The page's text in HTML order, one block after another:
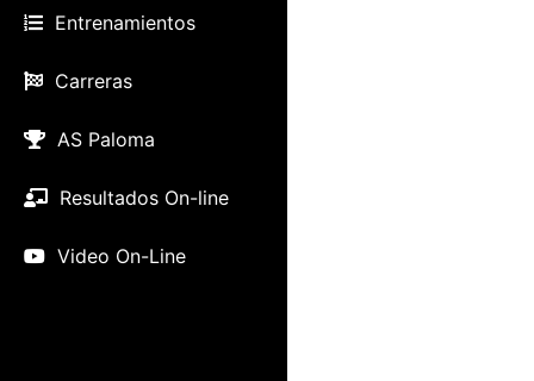
Entrenamientos
Carreras
AS Paloma
Resultados On-line
Video On-Line